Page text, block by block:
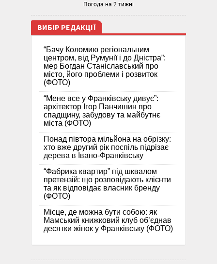
Погода на 2 тижні
ВИБІР РЕДАКЦІЇ
“Бачу Коломию регіональним
центром, від Румунії і до Дністра”:
мер Богдан Станіславський про
місто, його проблеми і розвиток
(ФОТО)
“Мене все у Франківську дивує”:
архітектор Ігор Панчишин про
спадщину, забудову та майбутнє
міста (ФОТО)
Понад півтора мільйона на обрізку:
хто вже другий рік поспіль підрізає
дерева в Івано-Франківську
“Фабрика квартир” під шквалом
претензій: що розповідають клієнти
та як відповідає власник бренду
(ФОТО)
Місце, де можна бути собою: як
Мамський книжковий клуб об’єднав
десятки жінок у Франківську (ФОТО)